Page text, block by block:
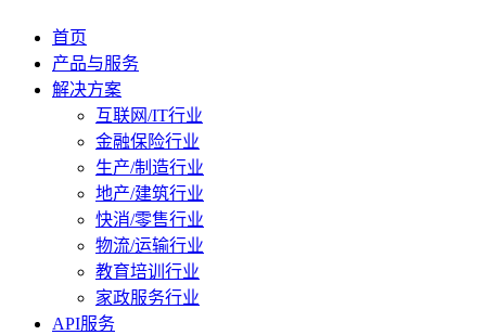
首页
产品与服务
解决方案
互联网/IT行业
金融保险行业
生产/制造行业
地产/建筑行业
快消/零售行业
物流/运输行业
教育培训行业
家政服务行业
API服务